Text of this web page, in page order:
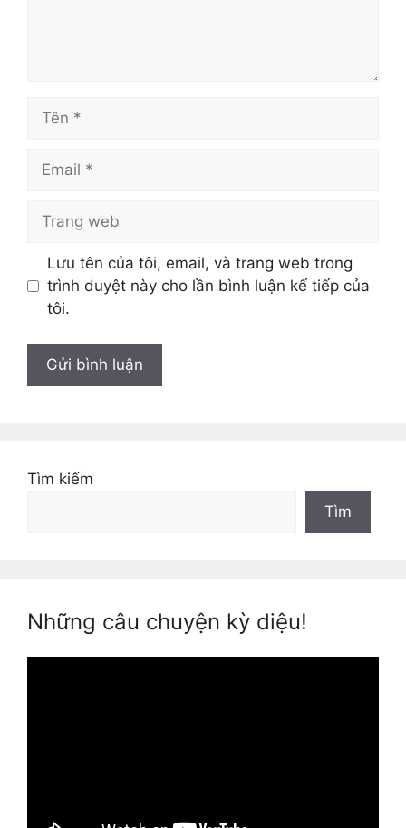
Tên
Email
Trang
Lưu tên của tôi, email, và trang web trong
trình duyệt này cho lần bình luận kế tiếp của
tôi.
Tìm kiếm
Tìm
Những câu chuyện kỳ diệu!